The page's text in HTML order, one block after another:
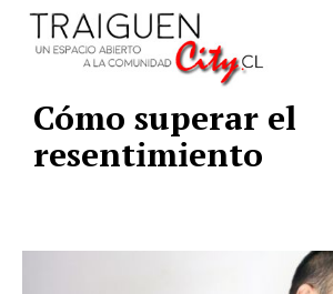
Cómo superar el
resentimiento